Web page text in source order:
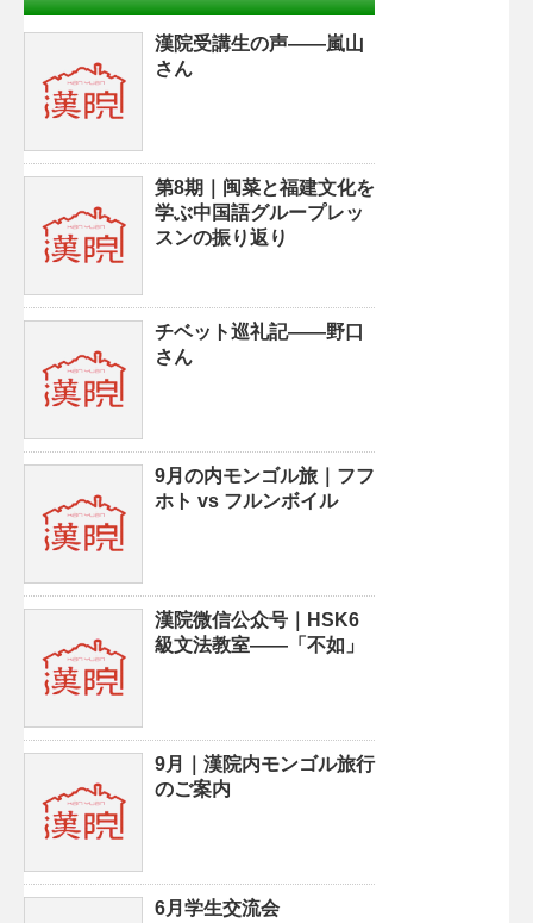
漢院受講生の声——嵐山
さん
第8期｜闽菜と福建文化を
学ぶ中国語グループレッ
スンの振り返り
チベット巡礼記——野口
さん
9月の内モンゴル旅｜フフ
ホト vs フルンボイル
漢院微信公众号｜HSK6
級文法教室——「不如」
9月｜漢院内モンゴル旅行
のご案内
6月学生交流会